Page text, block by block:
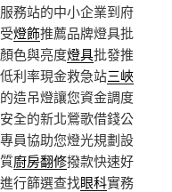
服務站的中小企業到府
燈飾推薦品牌燈具批
色與亮度燈具批發推
利率現金救急站三峽
造吊燈讓您資金調度
全的新北鶯歌借錢公
專員協助您燈光規劃設
廚房翻修撥款快速好
行篩選查找眼科實務